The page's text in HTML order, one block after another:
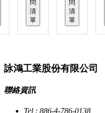
問
清
單
問
清
單
詠鴻工業股份有限公司
聯絡資訊
Tel : 886-4-786-0138